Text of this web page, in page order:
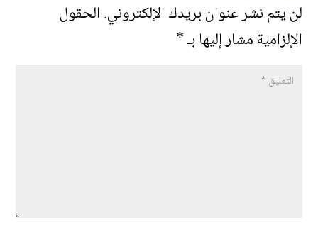
لن يتم نشر عنوان بريدك الإلكتروني.الحقول
الإلزامية مشار إليها بـ*